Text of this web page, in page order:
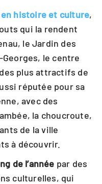
en histoire et culture,
qui la rendent
le Jardin des
Georges, le centre
plus attractifs de
réputée pour sa
avec des
la choucroute,
de la ville
à découvrir.
de l’année par des
culturelles, qui